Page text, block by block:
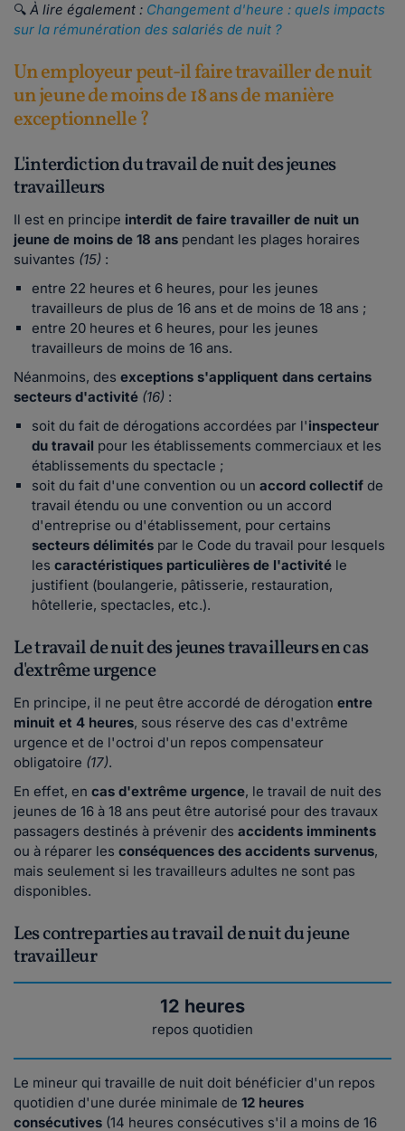
🔍 À lire également : Changement d'heure : quels impacts
sur la rémunération des salariés de nuit ?
Un employeur peut-il faire travailler de nuit
un jeune de moins de 18 ans de manière
exceptionnelle ?
L'interdiction du travail de nuit des jeunes
travailleurs
Il est en principe interdit de faire travailler de nuit un
jeune de moins de 18 ans pendant les plages horaires
suivantes (15) :
entre 22 heures et 6 heures, pour les jeunes
travailleurs de plus de 16 ans et de moins de 18 ans ;
entre 20 heures et 6 heures, pour les jeunes
travailleurs de moins de 16 ans.
Néanmoins, des exceptions s'appliquent dans certains
secteurs d'activité (16) :
soit du fait de dérogations accordées par l'inspecteur
du travail pour les établissements commerciaux et les
établissements du spectacle ;
soit du fait d'une convention ou un accord collectif de
travail étendu ou une convention ou un accord
d'entreprise ou d'établissement, pour certains
secteurs délimités par le Code du travail pour lesquels
les caractéristiques particulières de l'activité le
justifient (boulangerie, pâtisserie, restauration,
hôtellerie, spectacles, etc.).
Le travail de nuit des jeunes travailleurs en cas
d'extrême urgence
En principe, il ne peut être accordé de dérogation entre
minuit et 4 heures, sous réserve des cas d'extrême
urgence et de l'octroi d'un repos compensateur
obligatoire (17).
En effet, en cas d'extrême urgence, le travail de nuit des
jeunes de 16 à 18 ans peut être autorisé pour des travaux
passagers destinés à prévenir des accidents imminents
ou à réparer les conséquences des accidents survenus,
mais seulement si les travailleurs adultes ne sont pas
disponibles.
Les contreparties au travail de nuit du jeune
travailleur
12 heures
repos quotidien
Le mineur qui travaille de nuit doit bénéficier d'un repos
quotidien d'une durée minimale de 12 heures
consécutives (14 heures consécutives s'il a moins de 16